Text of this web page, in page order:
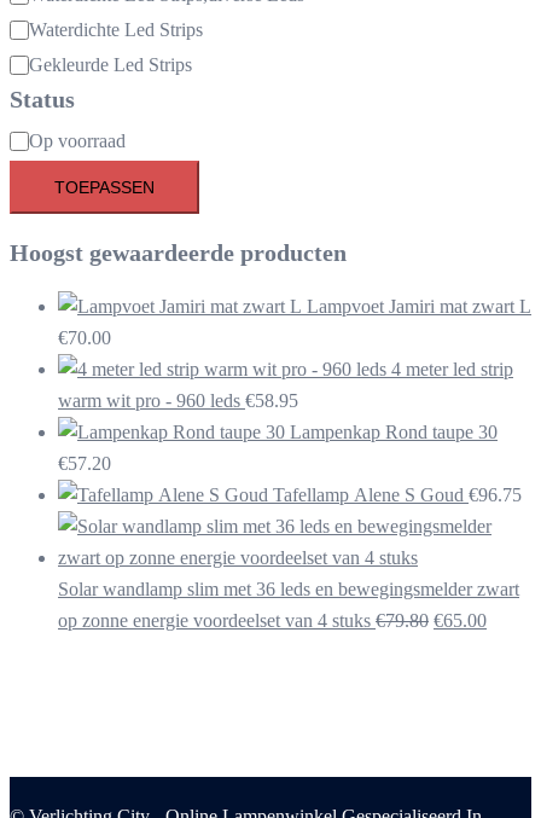
Waterdichte Led Strips
Gekleurde Led Strips
Status
Beschikbaarheid
Op voorraad
TOEPASSEN
Hoogst gewaardeerde producten
Lampvoet Jamiri mat zwart L
€70.00
4 meter led strip
warm wit pro - 960 leds €58.95
Lampenkap Rond taupe 30
€57.20
Tafellamp Alene S Goud €96.75
Solar wandlamp slim met 36 leds en bewegingsmelder zwart
op zonne energie voordeelset van 4 stuks €79.80 €65.00